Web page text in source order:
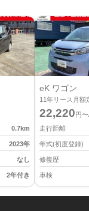
0.7km
2023年
なし
2年付き
eK ワゴン
11年リース月額
22,220円
走行距離
年式(初度登録)
修復歴
車検